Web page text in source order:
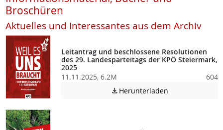
Broschüren
Aktuelles und Interessantes aus dem Archiv
Leitantrag und beschlossene Resolutionen
des 29. Landesparteitags der KPÖ Steiermark,
2025
11.11.2025, 6.2M
604
 Herunterladen